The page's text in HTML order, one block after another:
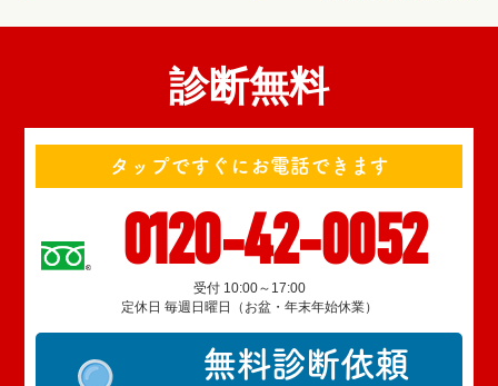
診断無料
タップですぐにお電話できます
0120-42-0052
受付 10:00～17:00
定休日 毎週日曜日（お盆・年末年始休業）
無料診断依頼